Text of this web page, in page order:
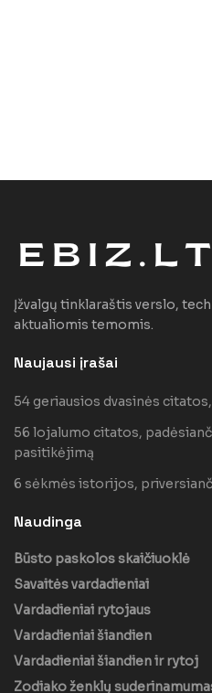
Įžvalgų tinklaraštis verslo,
aktualiomis temomis.
Naujausi įrašai
54 geriausios dvasinės
56 lojalumo citatos,
pasitikėjimą
6 sėkmės istorijos,
Naudinga
Būsto paskolos skaičiuoklė
Savaitės vardadieniai
Vardadieniai rytojaus
Vardadieniai šiandien
Vardadieniai šiandien ir rytoj
Zodiako ženklų